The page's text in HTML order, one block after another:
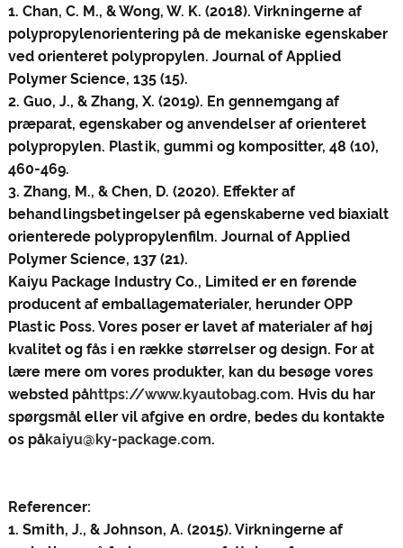
1. Chan, C. M., & Wong, W. K. (2018). Virkningerne af
polypropylenorientering på de mekaniske egenskaber
ved orienteret polypropylen. Journal of Applied
Polymer Science, 135 (15).
2. Guo, J., & Zhang, X. (2019). En gennemgang af
præparat, egenskaber og anvendelser af orienteret
polypropylen. Plastik, gummi og kompositter, 48 (10),
460-469.
3. Zhang, M., & Chen, D. (2020). Effekter af
behandlingsbetingelser på egenskaberne ved biaxialt
orienterede polypropylenfilm. Journal of Applied
Polymer Science, 137 (21).
Kaiyu Package Industry Co., Limited er en førende
producent af emballagematerialer, herunder OPP
Plastic Poss. Vores poser er lavet af materialer af høj
kvalitet og fås i en række størrelser og design. For at
lære mere om vores produkter, kan du besøge vores
websted påhttps://www.kyautobag.com. Hvis du har
spørgsmål eller vil afgive en ordre, bedes du kontakte
os påkaiyu@ky-package.com.
Referencer:
1. Smith, J., & Johnson, A. (2015). Virkningerne af